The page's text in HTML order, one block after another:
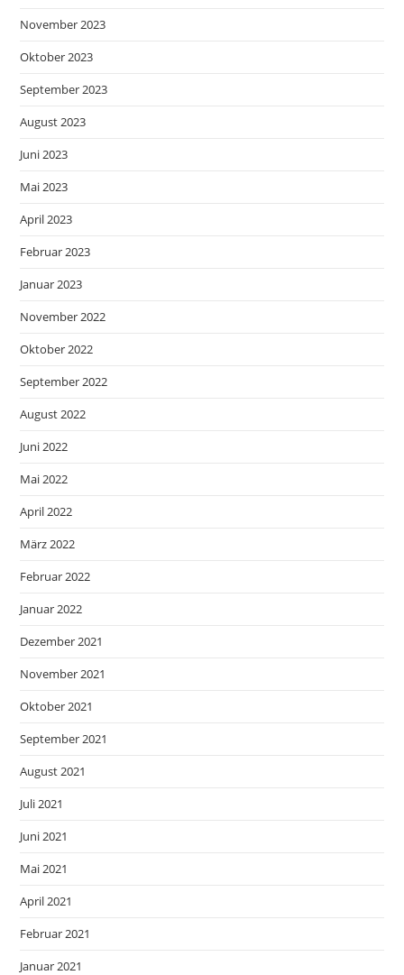
November 2023
Oktober 2023
September 2023
August 2023
Juni 2023
Mai 2023
April 2023
Februar 2023
Januar 2023
November 2022
Oktober 2022
September 2022
August 2022
Juni 2022
Mai 2022
April 2022
März 2022
Februar 2022
Januar 2022
Dezember 2021
November 2021
Oktober 2021
September 2021
August 2021
Juli 2021
Juni 2021
Mai 2021
April 2021
Februar 2021
Januar 2021